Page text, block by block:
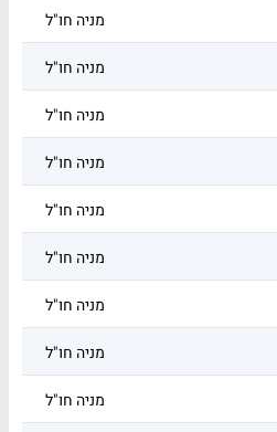
מניה חו"ל
מניה חו"ל
מניה חו"ל
מניה חו"ל
מניה חו"ל
מניה חו"ל
מניה חו"ל
מניה חו"ל
מניה חו"ל